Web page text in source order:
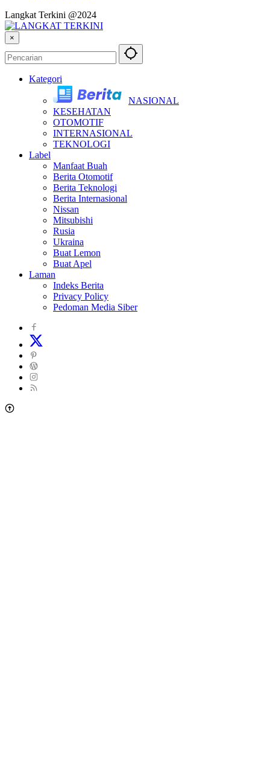
Langkat Terkini @2024
×
Kategori
NASIONAL
KESEHATAN
OTOMOTIF
INTERNASIONAL
TEKNOLOGI
Label
Manfaat Buah
Berita Otomotif
Berita Teknologi
Berita Internasional
Nissan
Mitsubishi
Rusia
Ukraina
Buat Lemon
Buat Apel
Laman
Indeks Berita
Privacy Policy
Pedoman Media Siber